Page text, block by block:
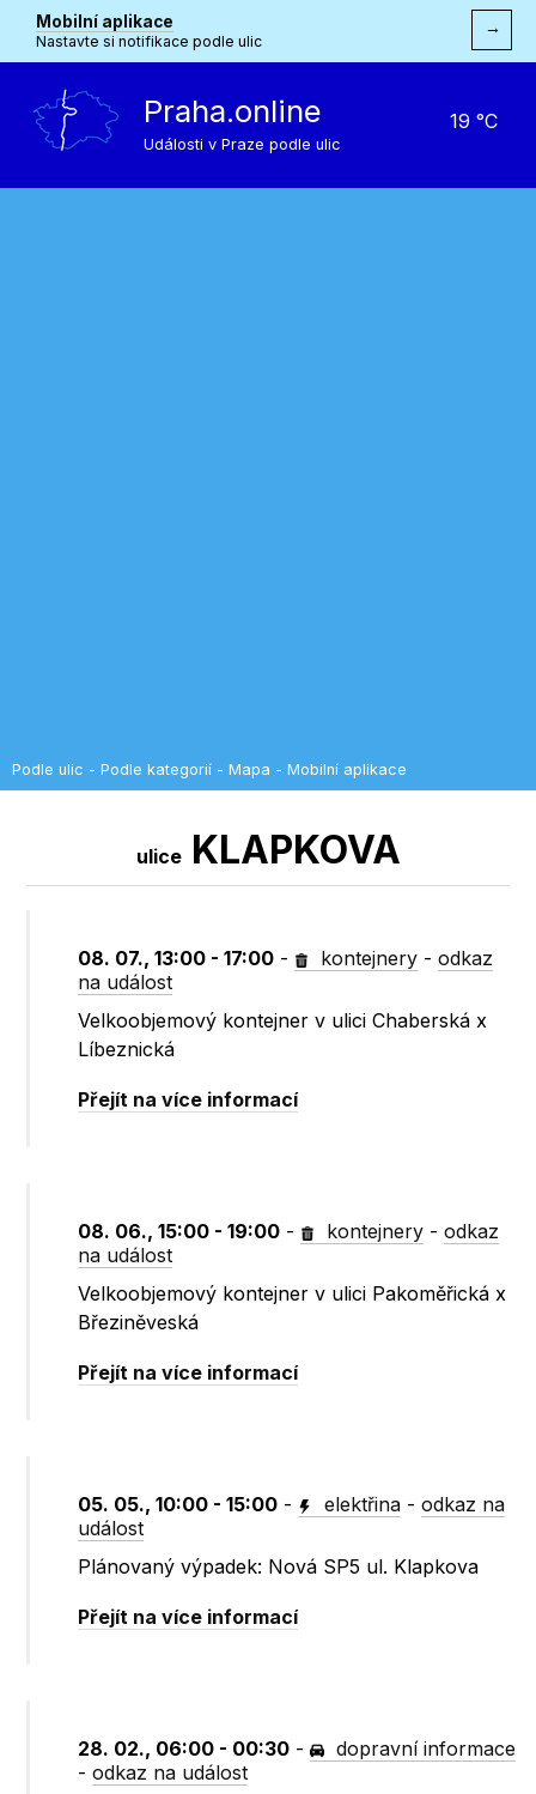
Mobilní aplikace
Nastavte si notifikace podle ulic
→
Praha.online
Události v Praze podle ulic
19 °C
Podle ulic - Podle kategorií - Mapa - Mobilní aplikace
uliceKLAPKOVA
08. 07., 13:00 - 17:00 - kontejnery -odkaz
na událost
Velkoobjemový kontejner v ulici Chaberská x
Líbeznická
Přejít na více informací
08. 06., 15:00 - 19:00 - kontejnery -odkaz
na událost
Velkoobjemový kontejner v ulici Pakoměřická x
Březiněveská
Přejít na více informací
05. 05., 10:00 - 15:00 - elektřina -odkaz na
událost
Plánovaný výpadek: Nová SP5 ul. Klapkova
Přejít na více informací
28. 02., 06:00 - 00:30 -
dopravní informace
-odkaz na událost